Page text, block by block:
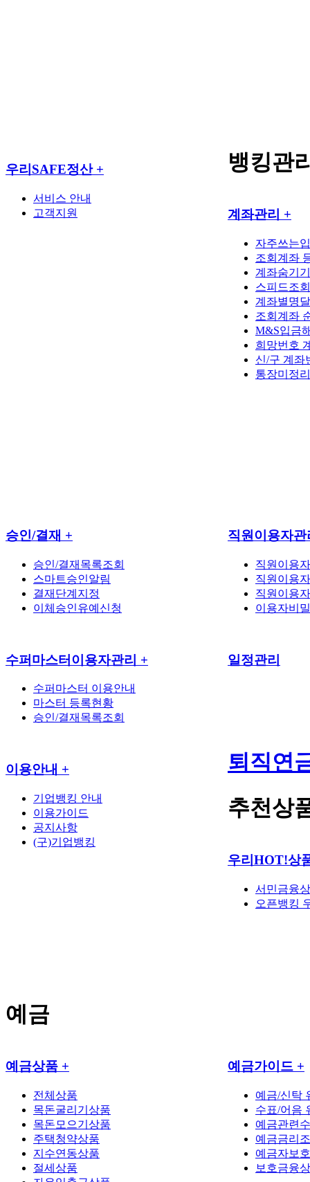
우리SAFE정산 +
서비스 안내
고객지원
뱅킹관
계좌관리 +
자주쓰는
조회계좌
계좌숨기기
스피드조
계좌별명
조회계좌
M&S입금
희망번호
신/구 계좌
통장미정
승인/결재 +
승인/결재목록조회
스마트승인알림
결재단계지정
이체승인유예신청
직원이용자
직원이용
직원이용
직원이용
이용자비
수퍼마스터이용자관리 +
수퍼마스터 이용안내
마스터 등록현황
승인/결재목록조회
일정관리
이용안내 +
기업뱅킹 안내
이용가이드
공지사항
(구)기업뱅킹
퇴직연
추천상
우리HOT!상
서민금융
오픈뱅킹
예금
예금상품 +
전체상품
목돈굴리기상품
목돈모으기상품
주택청약상품
지수연동상품
절세상품
예금가이드 +
예금/신탁
수표/어음
예금관련
예금금리
예금자보
보호금융